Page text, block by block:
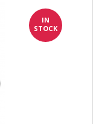
IN
STOCK